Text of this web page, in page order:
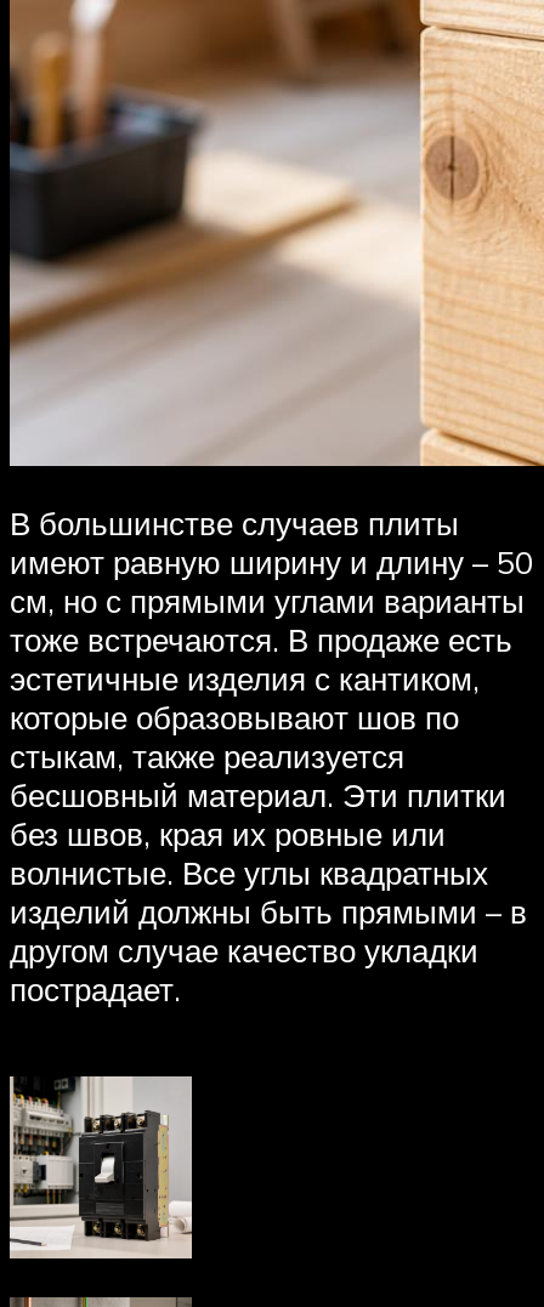
В большинстве случаев плиты
имеют равную ширину и длину – 50
см, но с прямыми углами варианты
тоже встречаются. В продаже есть
эстетичные изделия с кантиком,
которые образовывают шов по
стыкам, также реализуется
бесшовный материал. Эти плитки
без швов, края их ровные или
волнистые. Все углы квадратных
изделий должны быть прямыми – в
другом случае качество укладки
пострадает.